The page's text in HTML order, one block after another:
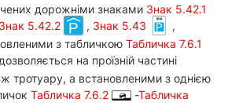
дорожніми знаками Знак 5.42.1
Знак 5.42.2 , Знак 5.43
,
з табличкою Табличка 7.6.1
на проїзній частині
тротуару, а встановленими з однією
Табличка 7.6.2 -Табличка